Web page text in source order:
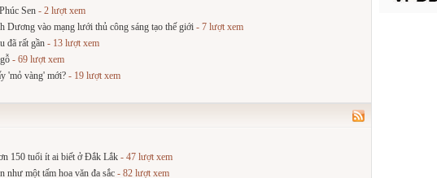
Sen - 2 lượt xem
vào mạng lưới thủ công sáng tạo thế giới - 7 lượt xem
đã rất gần - 13 lượt xem
- 69 lượt xem
'mỏ vàng' mới? - 19 lượt xem
150 tuổi ít ai biết ở Đắk Lắk - 47 lượt xem
như một tấm hoa văn đa sắc - 82 lượt xem